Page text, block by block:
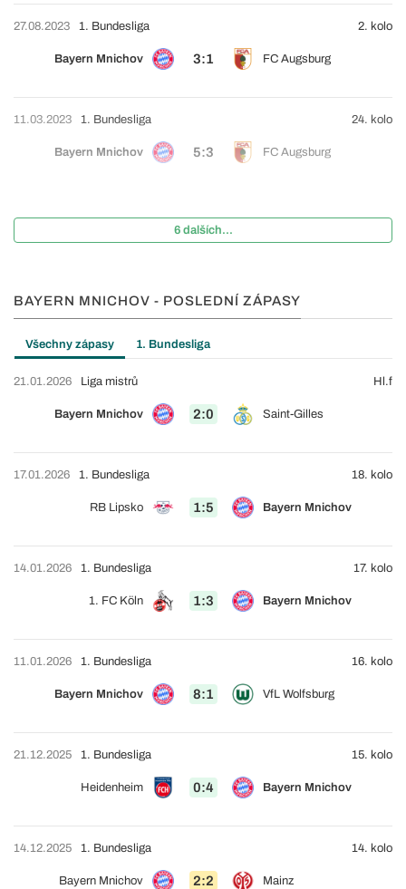
27.08.2023
Bayern Mnichov 3:1 FC Augsburg
1. Bundesliga 2. kolo
11.03.2023
Bayern Mnichov 5:3 FC Augsburg
1. Bundesliga 24. kolo
6 dalších...
BAYERN MNICHOV - POSLEDNÍ ZÁPASY
Všechny zápasy 1. Bundesliga
21.01.2026
Bayern Mnichov 2:0 Saint-Gilles
Liga mistrů Hl.f
17.01.2026
RB Lipsko 1:5 Bayern Mnichov
1. Bundesliga 18. kolo
14.01.2026
1. FC Köln 1:3 Bayern Mnichov
1. Bundesliga 17. kolo
11.01.2026
Bayern Mnichov 8:1 VfL Wolfsburg
1. Bundesliga 16. kolo
21.12.2025
Heidenheim 0:4 Bayern Mnichov
1. Bundesliga 15. kolo
14.12.2025
Bayern Mnichov 2:2 Mainz
1. Bundesliga 14. kolo